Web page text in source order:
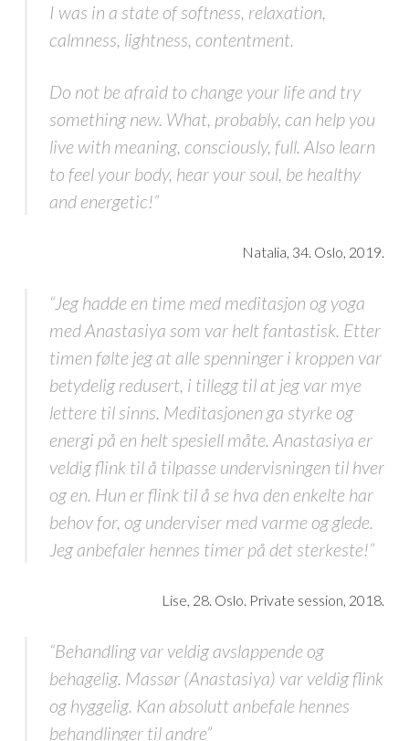
I was in a state of softness, relaxation,
calmness, lightness, contentment.
Do not be afraid to change your life and try
something new. What, probably, can help you
live with meaning, consciously, full. Also learn
to feel your body, hear your soul, be healthy
and energetic!”
Natalia, 34. Oslo, 2019.
“Jeg hadde en time med meditasjon og yoga
med Anastasiya som var helt fantastisk. Etter
timen følte jeg at alle spenninger i kroppen var
betydelig redusert, i tillegg til at jeg var mye
lettere til sinns. Meditasjonen ga styrke og
energi på en helt spesiell måte. Anastasiya er
veldig flink til å tilpasse undervisningen til hver
og en. Hun er flink til å se hva den enkelte har
behov for, og underviser med varme og glede.
Jeg anbefaler hennes timer på det sterkeste!”
Lise, 28. Oslo. Private session, 2018.
“Behandling var veldig avslappende og
behagelig. Massør (Anastasiya) var veldig flink
og hyggelig. Kan absolutt anbefale hennes
behandlinger til andre”